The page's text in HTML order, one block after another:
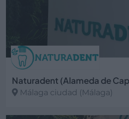
Naturadent (Alameda de
Málaga ciudad (Málaga)
Ver más